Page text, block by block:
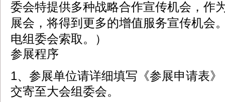
委会特提供多种战略合作宣传机会，作
展会，将得到更多的增值服务宣传机会
电组委会索取。）
参展程序
1、参展单位请详细填写《参展申请表
交寄至大会组委会。